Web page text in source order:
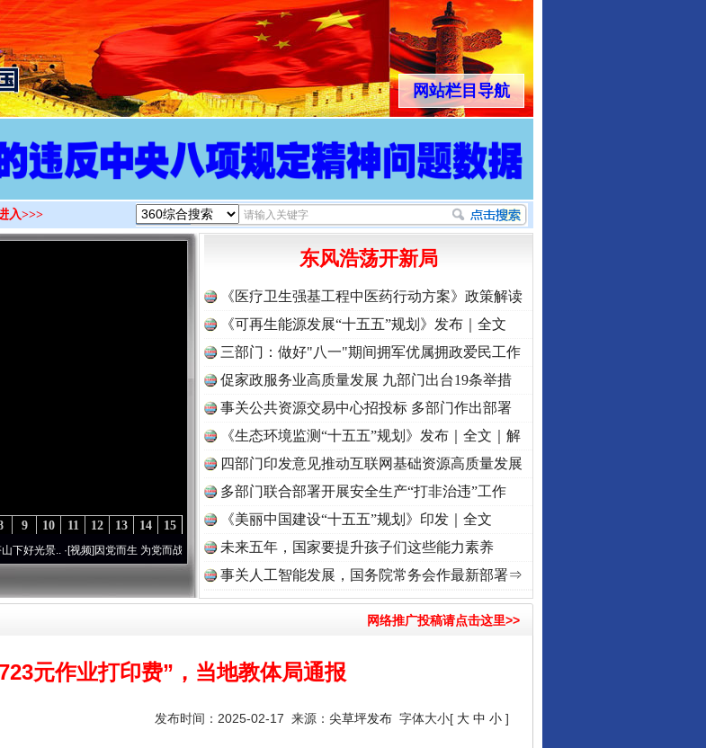
网站栏目导航
入>>>
15
14
13
12
11
10
9
..·[视频]因党而生 为党而战——百年“纪”事⑧加强纪律..·[视频]牢记初心使命 奋进复兴征程丨“转折之城”激荡..
东风浩荡开新局
《医疗卫生强基工程中医药行动方案》政策解读
《可再生能源发展“十五五”规划》发布｜全文
三部门：做好"八一"期间拥军优属拥政爱民工作
促家政服务业高质量发展 九部门出台19条举措
事关公共资源交易中心招投标 多部门作出部署
《生态环境监测“十五五”规划》发布｜全文｜解
读
四部门印发意见推动互联网基础资源高质量发展
多部门联合部署开展安全生产“打非治违”工作
《美丽中国建设“十五五”规划》印发｜全文
未来五年，国家要提升孩子们这些能力素养
事关人工智能发展，国务院常务会作最新部署⇒
网络推广投稿请点击这里>>
元作业打印费”，当地教体局通报
发布时间：2025-02-17 来源： 尖草坪发布 字体大小[ 大 中 小 ]